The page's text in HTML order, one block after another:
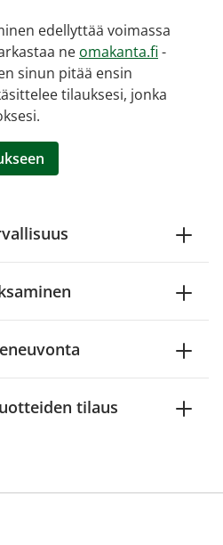
edellyttää voimassa
ne omakanta.fi -
sinun pitää ensin
tilauksesi, jonka
tilaus